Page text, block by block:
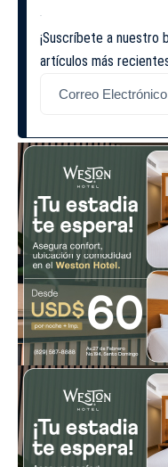
¡Suscríbete a nuestro
artículos más